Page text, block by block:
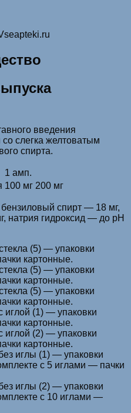
введения
слегка желтоватым
спирта.
1 амп.
100 мг 200 мг
спирт — 18 мг,
натрия гидроксид — до рН
(5) — упаковки
картонные.
(5) — упаковки
картонные.
(5) — упаковки
картонные.
(1) — упаковки
картонные.
(2) — упаковки
картонные.
иглы (1) — упаковки
с 5 иглами — пачки
иглы (2) — упаковки
с 10 иглами —